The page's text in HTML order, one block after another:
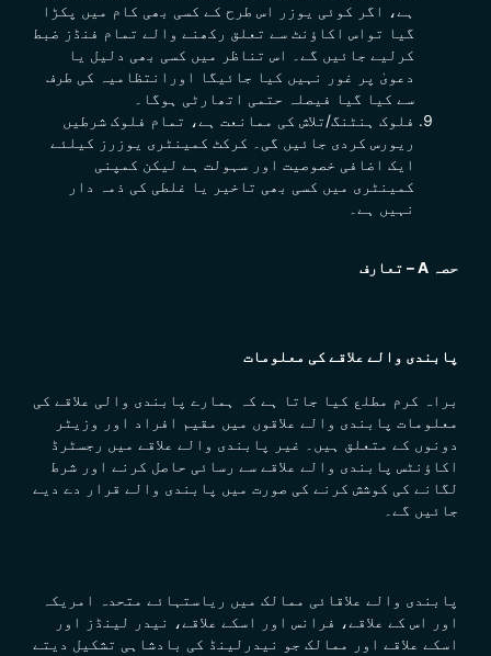
ہے، اگر کوئی یوزر اس طرح کے کسی بھی کام میں پکڑا
گیا تواس اکاؤنٹ سے تعلق رکھنے والے تمام فنڈز ضبط
کرلیے جائیں گے۔ اس تناظر میں کسی بھی دلیل یا
دعویٰ پر غور نہیں کیا جائیگا اورانتظامیہ کی طرف
سے کیا گیا فیصلہ حتمی اتھارٹی ہوگا۔
فلوک ہنٹنگ/تلاش کی ممانعت ہے، تمام فلوک شرطیں
ریورس کردی جائیں گی۔ کرکٹ کمینٹری یوزرز کیلئے
ایک اضافی خصوصیت اور سہولت ہے لیکن کمپنی
کمینٹری میں کسی بھی تاخیر یا غلطی کی ذمہ دار
نہیں ہے۔
حصہ A – تعارف
پابندی والے علاقے کی معلومات
براہ کرم مطلع کیا جاتا ہے کہ ہمارے پابندی والی علاقے کی
معلومات پابندی والے علاقوں میں مقیم افراد اور وزیٹر
دونوں کے متعلق ہیں۔ غیر پابندی والے علاقے میں رجسٹرڈ
اکاؤنٹس پابندی والے علاقے سے رسائی حاصل کرنے اور شرط
لگانے کی کوشش کرنے کی صورت میں پابندی والے قرار دے دیے
جائیں گے۔
پابندی والے علاقائی ممالک میں ریاستہائے متحدہ امریکہ
اور اس کے علاقے، فرانس اور اسکے علاقے، نیدر لینڈز اور
اسکے علاقے اور ممالک جو نیدرلینڈ کی بادشاہی تشکیل دیتے